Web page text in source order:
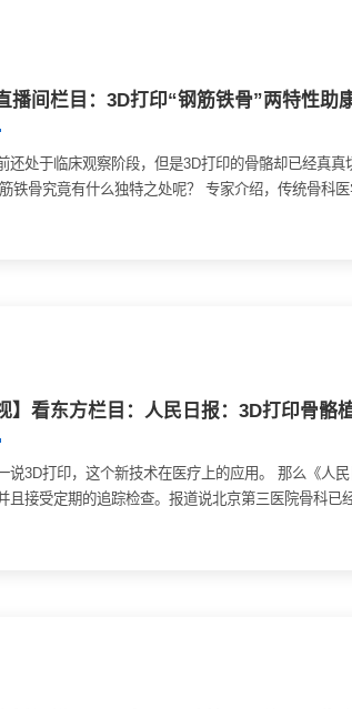
播间栏目：3D打印“钢筋铁骨”两特性助
还处于临床观察阶段，但是3D打印的骨骼却已经真
铁骨究竟有什么独特之处呢？ 专家介绍，传统骨科医
】看东方栏目：人民日报：3D打印骨骼
说3D打印，这个新技术在医疗上的应用。 那么《人
且接受定期的追踪检查。报道说北京第三医院骨科已